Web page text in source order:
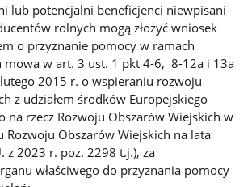
lub potencjalni beneficjenci niewpisani
rolnych mogą złożyć wniosek
o przyznanie pomocy w ramach
mowa w art. 3 ust. 1 pkt 4-6, 8-12a i 13a
2015 r. o wspieraniu rozwoju
z udziałem środków Europejskiego
na rzecz Rozwoju Obszarów Wiejskich w
Rozwoju Obszarów Wiejskich na lata
z 2023 r. poz. 2298 t.j.), za
właściwego do przyznania pomocy